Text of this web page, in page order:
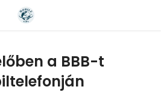
a BBB-t